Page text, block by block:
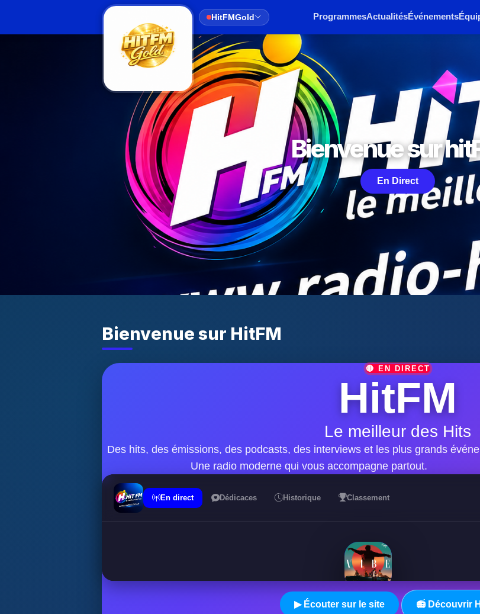
HitFMGold ProgrammesActualitésÉvénements
Bienvenue sur
En Direct
Bienvenue sur HitFM
🔴 EN DIRECT
HitFM
Le meilleur des Hits
Des hits, des émissions, des podcasts, des interviews et les plus grands
Une radio moderne qui vous accompagne partout.
▶ Écouter sur le site 📻 Découvrir